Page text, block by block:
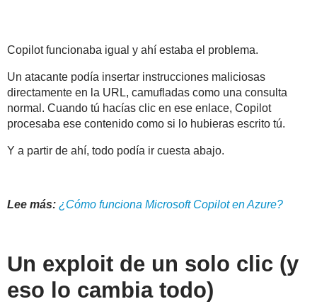
Copilot funcionaba igual y ahí estaba el problema.
Un atacante podía insertar instrucciones maliciosas
directamente en la URL, camufladas como una consulta
normal. Cuando tú hacías clic en ese enlace, Copilot
procesaba ese contenido como si lo hubieras escrito tú.
Y a partir de ahí, todo podía ir cuesta abajo.
Lee más: ¿Cómo funciona Microsoft Copilot en Azure?
Un exploit de un solo clic (y
eso lo cambia todo)